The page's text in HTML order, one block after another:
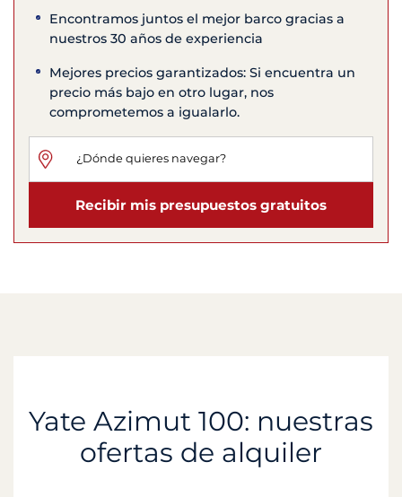
Encontramos juntos el mejor barco gracias a
nuestros 30 años de experiencia
Mejores precios garantizados: Si encuentra un
precio más bajo en otro lugar, nos
comprometemos a igualarlo.
Recibir mis presupuestos gratuitos
Yate Azimut 100: nuestras
ofertas de alquiler